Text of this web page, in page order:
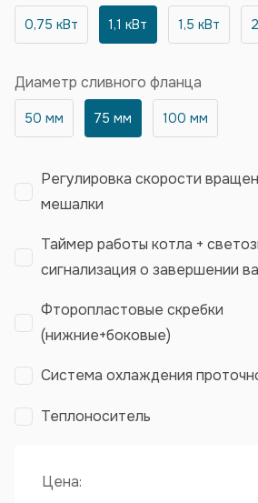
0,75 кВт 1,1 кВт 1,5 кВт
Диаметр сливного фланца
50 мм 75 мм 100 мм
Регулировка скорости
мешалки
Таймер работы котла +
сигнализация о завершении
Фторопластовые скребки
(нижние+боковые)
Система охлаждения
Теплоноситель
Цена: